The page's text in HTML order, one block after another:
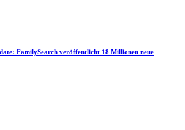
FamilySearch veröffentlicht 18 Millionen neue